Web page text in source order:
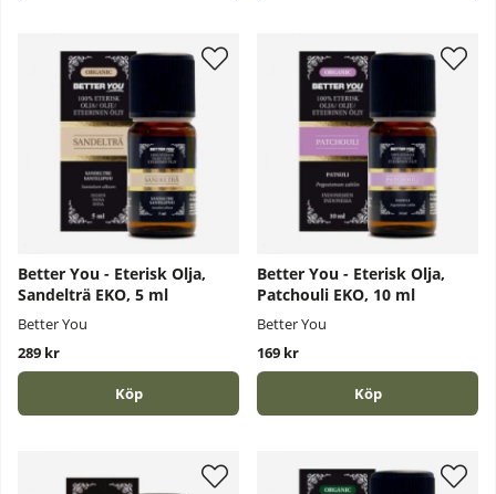
Better You - Eterisk Olja,
Sandelträ EKO, 5 ml
Better You
289 kr
Köp
Better You - Eterisk Olja,
Patchouli EKO, 10 ml
Better You
169 kr
Köp